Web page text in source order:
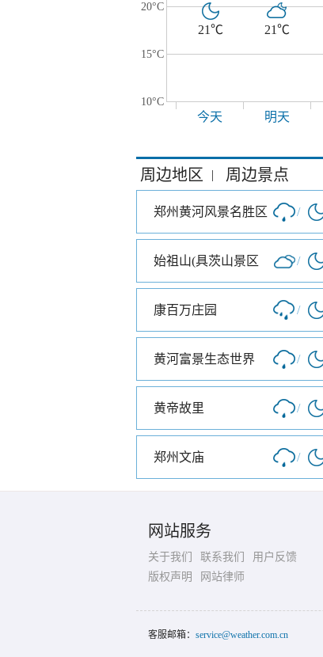
20°C
15°C
10°C
21℃ 21℃
今天 明天
周边地区 | 周边景点
郑州黄河风景名胜区 /
始祖山(具茨山景区 /
康百万庄园 /
黄河富景生态世界 /
黄帝故里 /
郑州文庙 /
网站服务
关于我们 联系我们
用户反馈
版权声明
网站律师
客服邮箱： service@weather.com.cn